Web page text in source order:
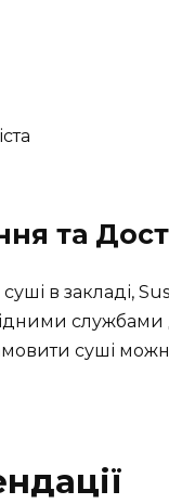
та
в закладі,
суші